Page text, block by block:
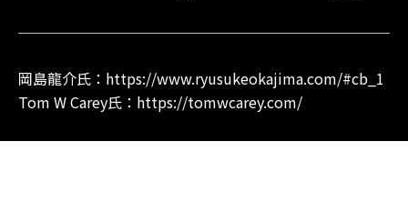
岡島龍介氏： https://www.ryusukeokajima.com/#cb_1
Tom W Carey氏： https://tomwcarey.com/